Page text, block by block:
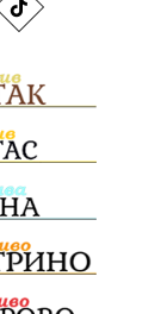
Даулите
Котел